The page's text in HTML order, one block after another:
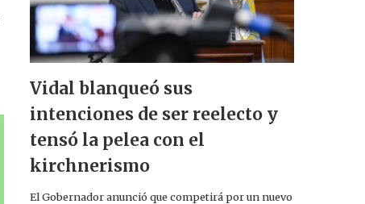
Vidal blanqueó sus
intenciones de ser reelecto y
tensó la pelea con el
kirchnerismo
El Gobernador anunció que competirá por un nuevo